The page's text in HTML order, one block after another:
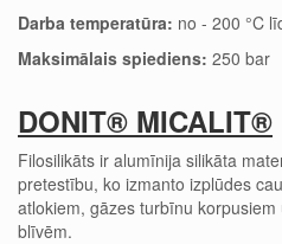
Darba temperatūra: no - 200 °C
Maksimālais spiediens: 250 bar
DONIT® MICALIT®
Filosilikāts ir alumīnija silikāta
pretestību, ko izmanto izplūdes
atlokiem, gāzes turbīnu
blīvēm.